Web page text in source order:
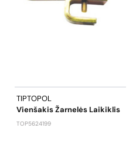
TIPTOPOL
Vienšakis Žarnelės Laikiklis
TOP5624199